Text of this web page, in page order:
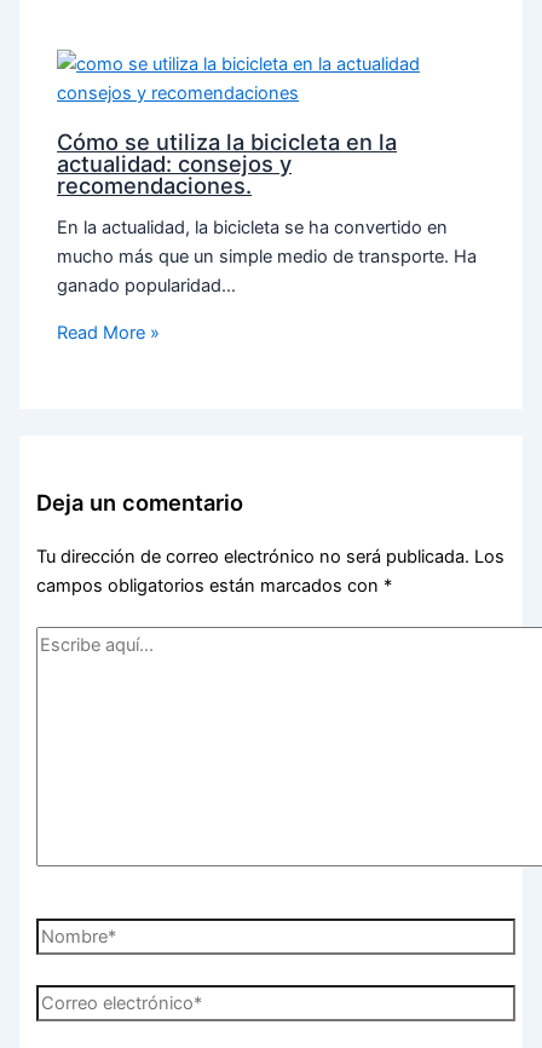
Cómo se utiliza la bicicleta en la
actualidad: consejos y
recomendaciones.
En la actualidad, la bicicleta se ha convertido en
mucho más que un simple medio de transporte. Ha
ganado popularidad…
Read More »
Deja un comentario
Tu dirección de correo electrónico no será publicada. Los
campos obligatorios están marcados con *
Escribe
Nombre*
Correo
electrónico*